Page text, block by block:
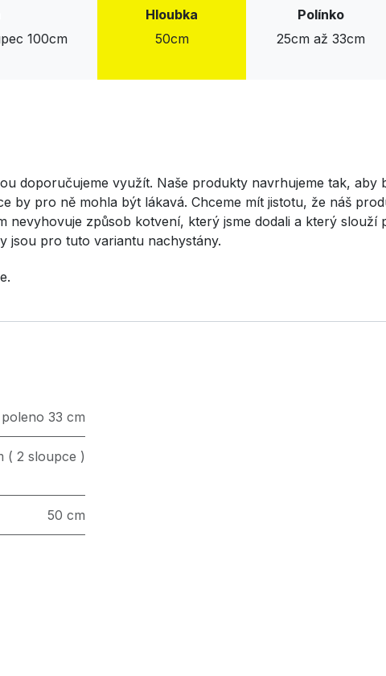
doporučujeme využít. Naše produkty navrhujeme tak, aby
by pro ně mohla být lákavá. Chceme mít jistotu, že náš
nevyhovuje způsob kotvení, který jsme dodali a který slouží
jsou pro tuto variantu nachystány.
100cm
Hloubka
50cm
Polínko
25cm až 33cm
poleno 33 cm
( 2 sloupce )
50 cm